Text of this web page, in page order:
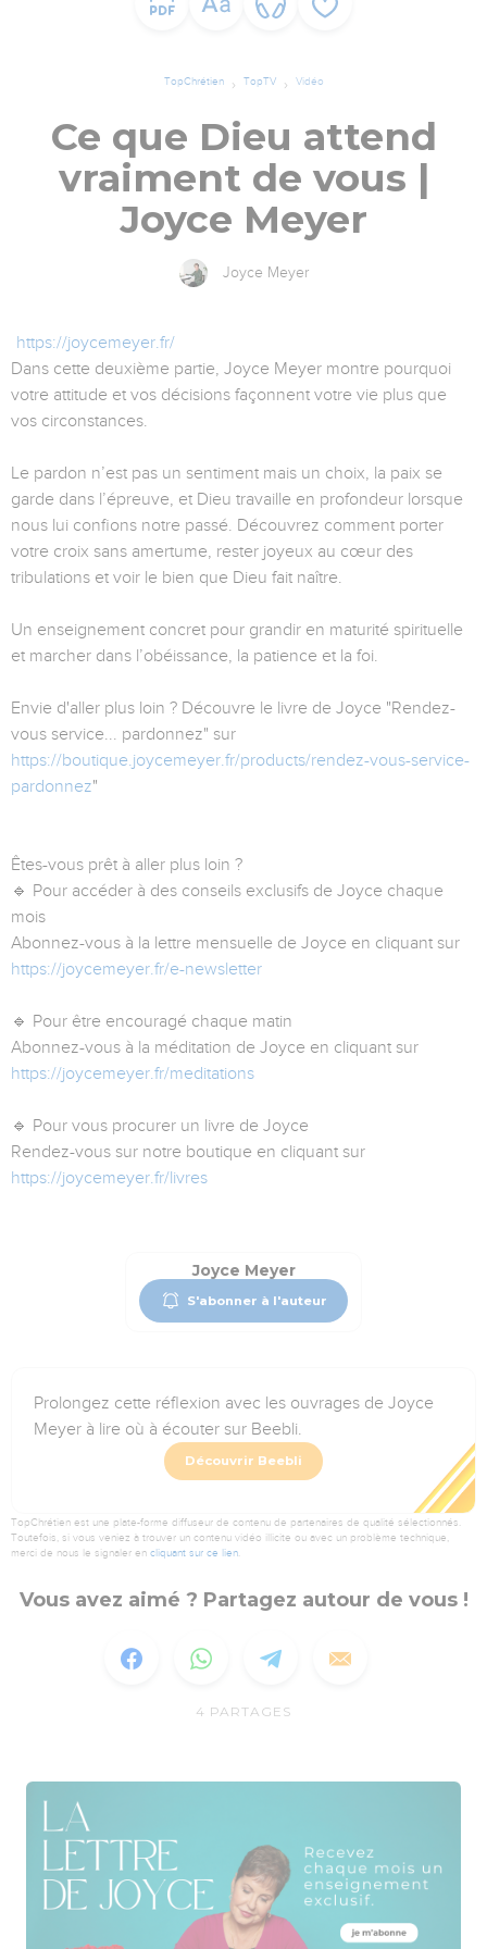
TopChrétien TopTV Vidéo
Ce que Dieu attend
vraiment de vous |
Joyce Meyer
Joyce Meyer
https://joycemeyer.fr/
Dans cette deuxième partie, Joyce Meyer montre pourquoi
votre attitude et vos décisions façonnent votre vie plus que
vos circonstances.
Le pardon n’est pas un sentiment mais un choix, la paix se
garde dans l’épreuve, et Dieu travaille en profondeur lorsque
nous lui confions notre passé. Découvrez comment porter
votre croix sans amertume, rester joyeux au cœur des
tribulations et voir le bien que Dieu fait naître.
Un enseignement concret pour grandir en maturité spirituelle
et marcher dans l’obéissance, la patience et la foi.
Envie d'aller plus loin ? Découvre le livre de Joyce "Rendez-
vous service... pardonnez" sur
https://boutique.joycemeyer.fr/products/rendez-vous-service-
pardonnez"
Êtes-vous prêt à aller plus loin ?
🔹 Pour accéder à des conseils exclusifs de Joyce chaque
mois
Abonnez-vous à la lettre mensuelle de Joyce en cliquant sur
https://joycemeyer.fr/e-newsletter
🔹 Pour être encouragé chaque matin
Abonnez-vous à la méditation de Joyce en cliquant sur
https://joycemeyer.fr/meditations
🔹 Pour vous procurer un livre de Joyce
Rendez-vous sur notre boutique en cliquant sur
https://joycemeyer.fr/livres
Joyce Meyer
S'abonner à l'auteur
Prolongez cette réflexion avec les ouvrages de Joyce
Meyer à lire où à écouter sur Beebli.
Découvrir Beebli
TopChrétien est une plate-forme diffuseur de contenu de partenaires de qualité sélectionnés.
Toutefois, si vous veniez à trouver un contenu vidéo illicite ou avec un problème technique,
merci de nous le signaler en cliquant sur ce lien.
Vous avez aimé ? Partagez autour de vous !
4 PARTAGES